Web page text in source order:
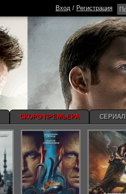
Вход / Регистрация
СКОРО ПРЕМЬЕРА